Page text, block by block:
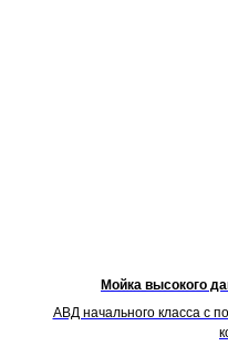
Мойка высокого
АВД начального класса с